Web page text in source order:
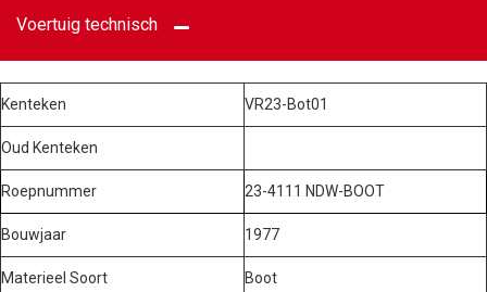
Voertuig technisch
Kenteken VR23-Bot01
Oud Kenteken
Roepnummer 23-4111 NDW-BOOT
Bouwjaar 1977
Materieel Soort Boot